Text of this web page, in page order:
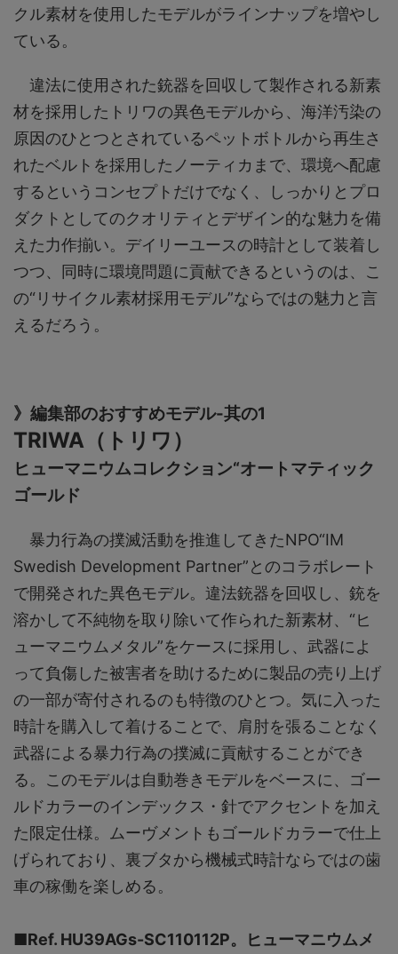
クル素材を使用したモデルがラインナップを増やし
ている。
違法に使用された銃器を回収して製作される新素
材を採用したトリワの異色モデルから、海洋汚染の
原因のひとつとされているペットボトルから再生さ
れたベルトを採用したノーティカまで、環境へ配慮
するというコンセプトだけでなく、しっかりとプロ
ダクトとしてのクオリティとデザイン的な魅力を備
えた力作揃い。デイリーユースの時計として装着し
つつ、同時に環境問題に貢献できるというのは、こ
の“リサイクル素材採用モデル”ならではの魅力と言
えるだろう。
》編集部のおすすめモデル-其の1
TRIWA（トリワ）
ヒューマニウムコレクション“オートマティック
ゴールド
暴力行為の撲滅活動を推進してきたNPO“IM
Swedish Development Partner”とのコラボレート
で開発された異色モデル。違法銃器を回収し、銃を
溶かして不純物を取り除いて作られた新素材、“ヒ
ューマニウムメタル”をケースに採用し、武器によ
って負傷した被害者を助けるために製品の売り上げ
の一部が寄付されるのも特徴のひとつ。気に入った
時計を購入して着けることで、肩肘を張ることなく
武器による暴力行為の撲滅に貢献することができ
る。このモデルは自動巻きモデルをベースに、ゴー
ルドカラーのインデックス・針でアクセントを加え
た限定仕様。ムーヴメントもゴールドカラーで仕上
げられており、裏ブタから機械式時計ならではの歯
車の稼働を楽しめる。
■Ref. HU39AGs-SC110112P。ヒューマニウムメ